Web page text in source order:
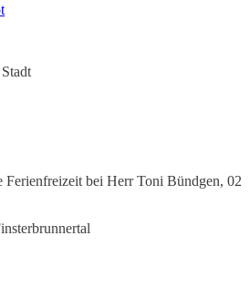
bei Herr Toni Bündgen, 02